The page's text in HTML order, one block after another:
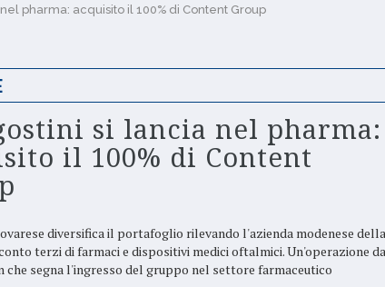
pharma: acquisito il 100% di Content Group
si lancia nel pharma:
il 100% di Content
diversifica il portafoglio rilevando l'azienda modenese della
terzi di farmaci e dispositivi medici oftalmici. Un'operazione da
che segna l'ingresso del gruppo nel settore farmaceutico